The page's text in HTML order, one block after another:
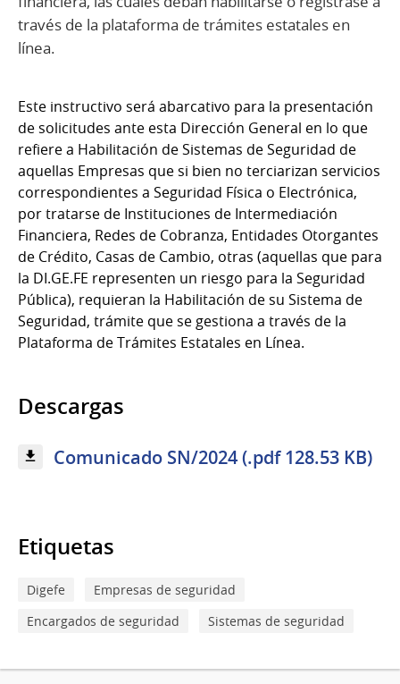
través de la plataforma de trámites estatales en
línea.
Este instructivo será abarcativo para la presentación
de solicitudes ante esta Dirección General en lo que
refiere a Habilitación de Sistemas de Seguridad de
aquellas Empresas que si bien no terciarizan servicios
correspondientes a Seguridad Física o Electrónica,
por tratarse de Instituciones de Intermediación
Financiera, Redes de Cobranza, Entidades Otorgantes
de Crédito, Casas de Cambio, otras (aquellas que para
la DI.GE.FE representen un riesgo para la Seguridad
Pública), requieran la Habilitación de su Sistema de
Seguridad, trámite que se gestiona a través de la
Plataforma de Trámites Estatales en Línea.
Descargas
Comunicado SN/2024 (.pdf 128.53 KB)
Etiquetas
Digefe
Empresas de seguridad
Encargados de seguridad
Sistemas de seguridad